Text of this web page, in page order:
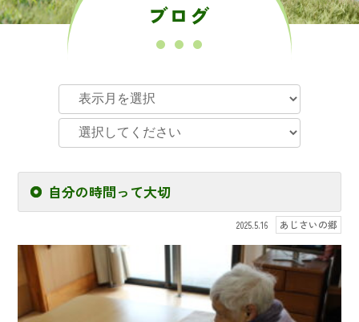
ブログ
自分の時間って大切
2025.5.16 あじさいの郷